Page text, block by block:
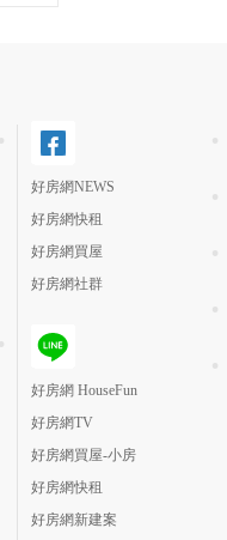
好房網NEWS
好房網快租
好房網買屋
好房網社群
好房網 HouseFun
好房網TV
好房網買屋-小房
好房網快租
好房網新建案